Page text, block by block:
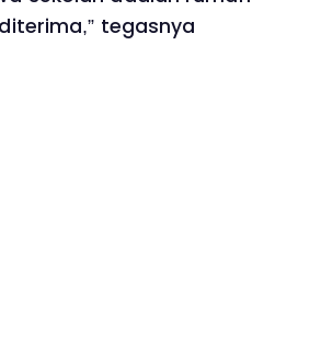
tegasnya